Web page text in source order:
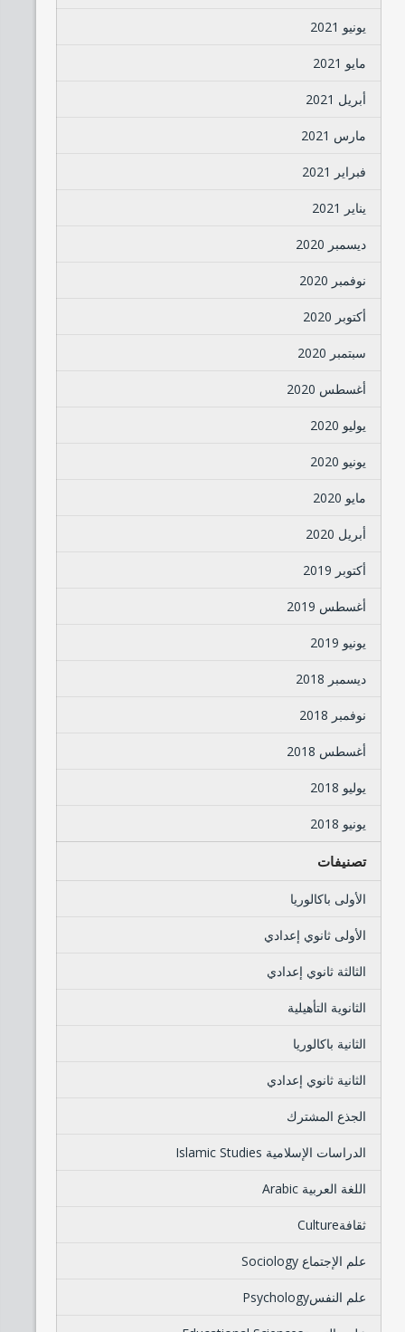
يونيو 2021
مايو 2021
أبريل 2021
مارس 2021
فبراير 2021
يناير 2021
ديسمبر 2020
نوفمبر 2020
أكتوبر 2020
سبتمبر 2020
أغسطس 2020
يوليو 2020
يونيو 2020
مايو 2020
أبريل 2020
أكتوبر 2019
أغسطس 2019
يونيو 2019
ديسمبر 2018
نوفمبر 2018
أغسطس 2018
يوليو 2018
يونيو 2018
تصنيفات
الأولى باكالوريا
الأولى ثانوي إعدادي
الثالثة ثانوي إعدادي
الثانوية التأهيلية
الثانية باكالوريا
الثانية ثانوي إعدادي
الجذع المشترك
الدراسات الإسلامية Islamic Studies
اللغة العربية Arabic
ثقافةCulture
علم الإجتماع Sociology
علم النفسPsychology